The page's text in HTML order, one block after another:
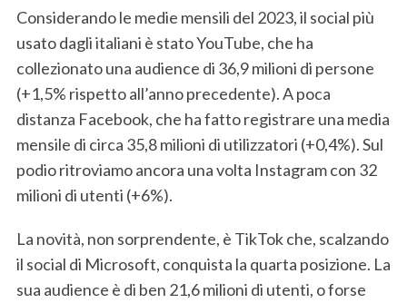
Considerando le medie mensili del 2023, il social più
usato dagli italiani è stato YouTube, che ha
collezionato una audience di 36,9 milioni di persone
(+1,5% rispetto all’anno precedente). A poca
distanza Facebook, che ha fatto registrare una media
mensile di circa 35,8 milioni di utilizzatori (+0,4%). Sul
podio ritroviamo ancora una volta Instagram con 32
milioni di utenti (+6%).
La novità, non sorprendente, è TikTok che, scalzando
il social di Microsoft, conquista la quarta posizione. La
sua audience è di ben 21,6 milioni di utenti, o forse